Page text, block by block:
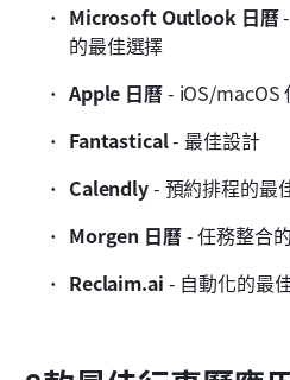
Microsoft Outlook 日曆 -
的最佳選擇
Apple 日曆 - iOS/macOS
Fantastical - 最佳設計
Calendly - 預約排程的最
Morgen 日曆 - 任務整合
Reclaim.ai - 自動化的最